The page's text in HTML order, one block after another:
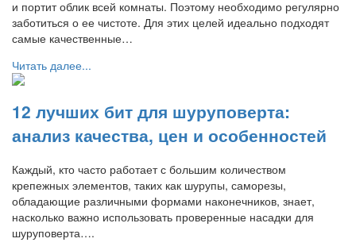
и портит облик всей комнаты. Поэтому необходимо регулярно
заботиться о ее чистоте. Для этих целей идеально подходят
самые качественные…
Читать далее...
12 лучших бит для шуруповерта:
анализ качества, цен и особенностей
Каждый, кто часто работает с большим количеством
крепежных элементов, таких как шурупы, саморезы,
обладающие различными формами наконечников, знает,
насколько важно использовать проверенные насадки для
шуруповерта….